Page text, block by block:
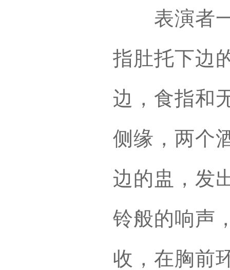
表演者一
指肚托下边
边，食指和
侧缘，两个
边的盅，发
铃般的响声
收，在胸前